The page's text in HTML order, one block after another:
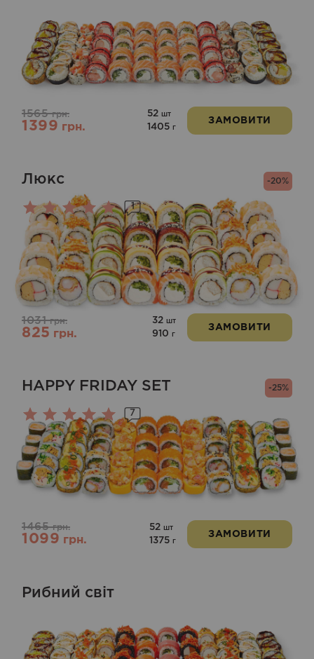
1565грн.
1399грн.
52 шт
1405 г
ЗАМОВИТИ
-20%
Люкс
Оцінено
в
5.00
з 5
1
1031грн.
825грн.
32 шт
910 г
ЗАМОВИТИ
-25%
HAPPY FRIDAY SET
Оцінено
в
5.00
з 5
7
1465грн.
1099грн.
52 шт
1375 г
ЗАМОВИТИ
Рибний світ